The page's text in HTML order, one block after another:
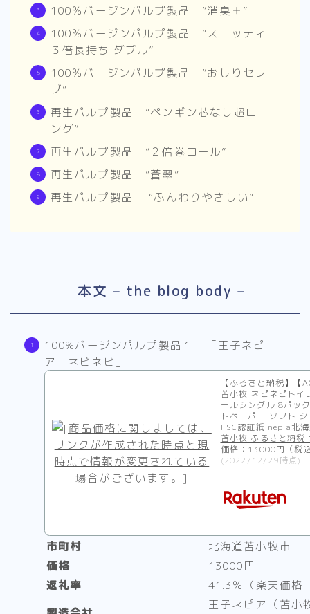
100％バージンパルプ製品 ”消臭＋”
100％バージンパルプ製品 ”スコッティ
３倍長持ち ダブル”
100％バージンパルプ製品 ”おしりセレ
ブ”
再生パルプ製品 ”ペンギン芯なし超ロ
ング”
再生パルプ製品 ”２倍巻ロール”
再生パルプ製品 ”蒼翠”
再生パルプ製品 “ふんわりやさしい”
本文 – the blog body –
100%バージンパルプ製品１ 「王子ネピ
ア ネピネピ」
【ふるさと納税】【
苫小牧 ネピネピトイ
ールシングル 8パッ
トペーパー ソフト
FSC認証紙 nepia北
苫小牧 ふるさと納税
価格：13000円（税
(2022/12/29時点)
市町村
北海道苫小牧市
価格
13000円
返礼率
41.3％（楽天価
王子ネピア（苫小